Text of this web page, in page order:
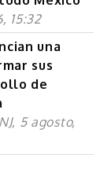
15:32
una
sus
de
5 agosto,